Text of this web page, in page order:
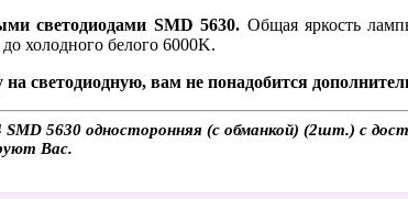
светодиодами SMD 5630. Общая яркость
холодного белого 6000K.
светодиодную, вам не понадобится
5630 односторонняя (с обманкой) (2шт.) с
Вас.